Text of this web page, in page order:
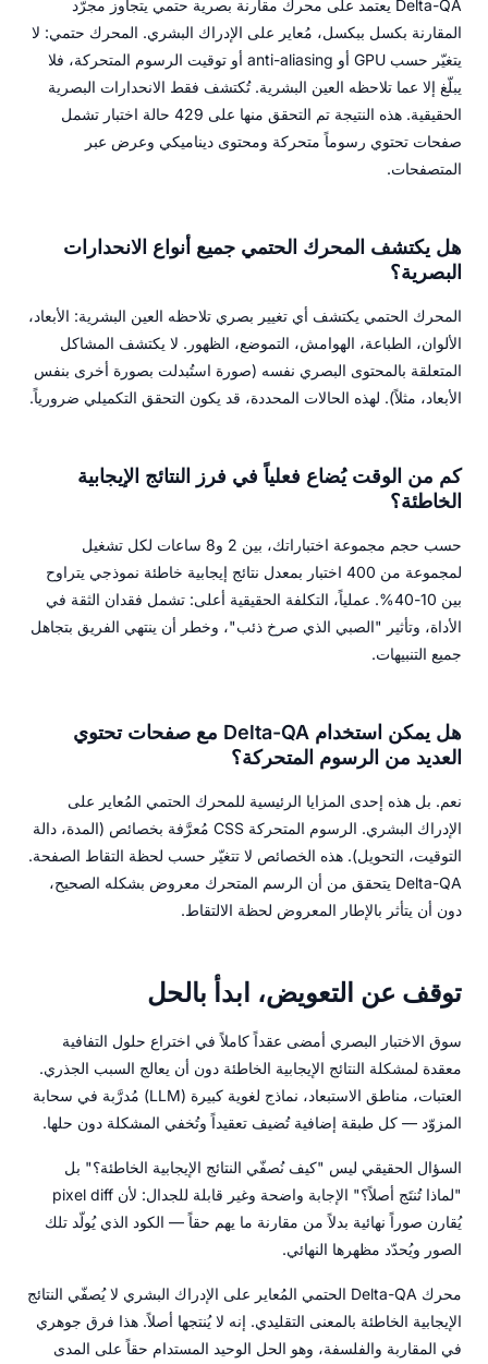
Delta-QA يعتمد على محرك مقارنة بصرية حتمي يتجاوز مجرّد
المقارنة بكسل ببكسل، مُعاير على الإدراك البشري. المحرك حتمي: لا
يتغيّر حسب GPU أو anti-aliasing أو توقيت الرسوم المتحركة، فلا
يبلّغ إلا عما تلاحظه العين البشرية. تُكتشف فقط الانحدارات البصرية
الحقيقية. هذه النتيجة تم التحقق منها على 429 حالة اختبار تشمل
صفحات تحتوي رسوماً متحركة ومحتوى ديناميكي وعرض عبر
المتصفحات.
هل يكتشف المحرك الحتمي جميع أنواع الانحدارات
البصرية؟
المحرك الحتمي يكتشف أي تغيير بصري تلاحظه العين البشرية: الأبعاد،
الألوان، الطباعة، الهوامش، التموضع، الظهور. لا يكتشف المشاكل
المتعلقة بالمحتوى البصري نفسه (صورة استُبدلت بصورة أخرى بنفس
الأبعاد، مثلاً). لهذه الحالات المحددة، قد يكون التحقق التكميلي ضرورياً.
كم من الوقت يُضاع فعلياً في فرز النتائج الإيجابية
الخاطئة؟
حسب حجم مجموعة اختباراتك، بين 2 و8 ساعات لكل تشغيل
لمجموعة من 400 اختبار بمعدل نتائج إيجابية خاطئة نموذجي يتراوح
بين 10-40%. عملياً، التكلفة الحقيقية أعلى: تشمل فقدان الثقة في
الأداة، وتأثير "الصبي الذي صرخ ذئب"، وخطر أن ينتهي الفريق بتجاهل
جميع التنبيهات.
هل يمكن استخدام Delta-QA مع صفحات تحتوي
العديد من الرسوم المتحركة؟
نعم. بل هذه إحدى المزايا الرئيسية للمحرك الحتمي المُعاير على
الإدراك البشري. الرسوم المتحركة CSS مُعرَّفة بخصائص (المدة، دالة
التوقيت، التحويل). هذه الخصائص لا تتغيّر حسب لحظة التقاط الصفحة.
Delta-QA يتحقق من أن الرسم المتحرك معروض بشكله الصحيح،
دون أن يتأثر بالإطار المعروض لحظة الالتقاط.
توقف عن التعويض، ابدأ بالحل
سوق الاختبار البصري أمضى عقداً كاملاً في اختراع حلول التفافية
معقدة لمشكلة النتائج الإيجابية الخاطئة دون أن يعالج السبب الجذري.
العتبات، مناطق الاستبعاد، نماذج لغوية كبيرة (LLM) مُدرَّبة في سحابة
المزوّد — كل طبقة إضافية تُضيف تعقيداً وتُخفي المشكلة دون حلها.
السؤال الحقيقي ليس "كيف نُصفّي النتائج الإيجابية الخاطئة؟" بل
"لماذا تُنتَج أصلاً؟" الإجابة واضحة وغير قابلة للجدال: لأن pixel diff
يُقارن صوراً نهائية بدلاً من مقارنة ما يهم حقاً — الكود الذي يُولّد تلك
الصور ويُحدّد مظهرها النهائي.
محرك Delta-QA الحتمي المُعاير على الإدراك البشري لا يُصفّي النتائج
الإيجابية الخاطئة بالمعنى التقليدي. إنه لا يُنتجها أصلاً. هذا فرق جوهري
في المقاربة والفلسفة، وهو الحل الوحيد المستدام حقاً على المدى